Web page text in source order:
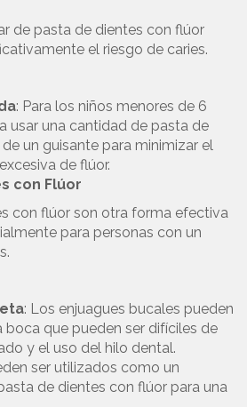
de pasta de dientes con flúor
el riesgo de caries.
: Para los niños menores de 6
usar una cantidad de pasta de
un guisante para minimizar el
de flúor.
con Flúor
con flúor son otra forma efectiva
para personas con un
: Los enjuagues bucales pueden
boca que pueden ser difíciles de
y el uso del hilo dental.
ser utilizados como un
de dientes con flúor para una